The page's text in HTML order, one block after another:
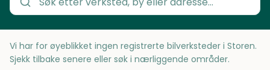
Vi har for øyeblikket ingen registrerte bilverksteder i Storen.
Sjekk tilbake senere eller søk i nærliggende områder.